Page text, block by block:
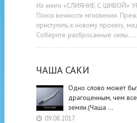
Из книги «СЛИЯНИЕ С ШИВОЙ»
Поиск вечности мгновения.
приступить к новому проекту,
Соберите разбросанные силы, …
ЧАША САКИ
Одно слово может
драгоценным, чем
земли.(Чаша …
09.08.2017